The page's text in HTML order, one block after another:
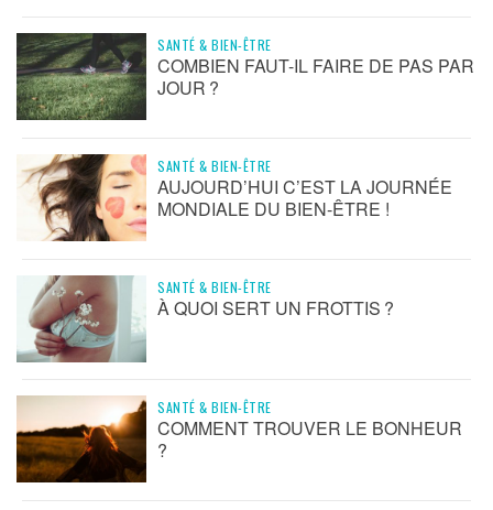
SANTÉ & BIEN-ÊTRE
COMBIEN FAUT-IL FAIRE DE PAS PAR
JOUR ?
SANTÉ & BIEN-ÊTRE
AUJOURD’HUI C’EST LA JOURNÉE
MONDIALE DU BIEN-ÊTRE !
SANTÉ & BIEN-ÊTRE
À QUOI SERT UN FROTTIS ?
SANTÉ & BIEN-ÊTRE
COMMENT TROUVER LE BONHEUR
?